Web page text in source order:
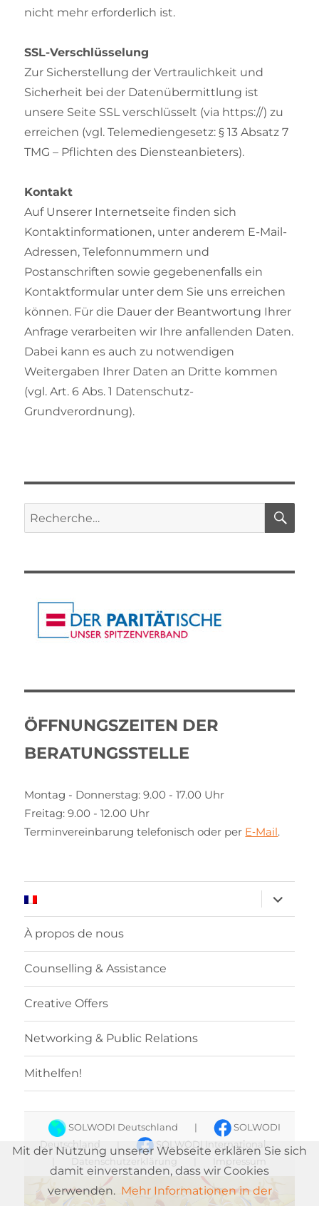
nicht mehr erforderlich ist.
SSL-Verschlüsselung
Zur Sicherstellung der Vertraulichkeit und
Sicherheit bei der Datenübermittlung ist
unsere Seite SSL verschlüsselt (via https://) zu
erreichen (vgl. Telemediengesetz: § 13 Absatz 7
TMG – Pflichten des Diensteanbieters).
Kontakt
Auf Unserer Internetseite finden sich
Kontaktinformationen, unter anderem E-Mail-
Adressen, Telefonnummern und
Postanschriften sowie gegebenenfalls ein
Kontaktformular unter dem Sie uns erreichen
können. Für die Dauer der Beantwortung Ihrer
Anfrage verarbeiten wir Ihre anfallenden Daten.
Dabei kann es auch zu notwendigen
Weitergaben Ihrer Daten an Dritte kommen
(vgl. Art. 6 Abs. 1 Datenschutz-
Grundverordnung).
Recherche
pour :
ÖFFNUNGSZEITEN DER
BERATUNGSSTELLE
Montag - Donnerstag: 9.00 - 17.00 Uhr
Freitag: 9.00 - 12.00 Uhr
Terminvereinbarung telefonisch oder per E‑Mail.
ouvrir
le
sous-
À propos de nous
Counselling & Assistance
Creative Offers
Networking & Public Relations
Mithelfen!
SOLWODI Deutschland |
SOLWODI
Deutschland
SOLWODI International
Datenschutzerklärung Impressum
Mit der Nutzung unserer Webseite erklären Sie sich
damit einverstanden, dass wir Cookies
verwenden. Mehr Informationen in der